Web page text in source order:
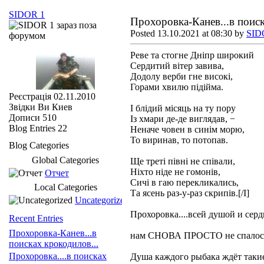
Прохоровка-Канев...в
Posted 13.10.2021 at 08:30 by
Реве та стогне Дніпр широкий
Сердитий вітер завива,
Додолу верби гне високі,
Горами хвилю підійма.
І блідий місяць на ту пору
Із хмари де-де виглядав, −
Неначе човен в синім морю,
То виринав, то потопав.
Ще треті півні не співали,
Ніхто ніде не гомонів,
Сичі в гаю перекликались,
Та ясень раз-у-раз скрипів.[/I]
Прохоровка....всей душой и
нам СНОВА ПРОСТО не
Душа каждого рыбака ждёт
SIDOR 1
Реєстрація 02.11.2010
Звідки Ви Киев
Дописи 510
Blog Entries 22
Blog Categories
Global Categories
Отчет
Local Categories
Uncategorized
Recent Entries
Прохоровка-Канев...в
поисках крокодилов...
Прохоровка....в поисках